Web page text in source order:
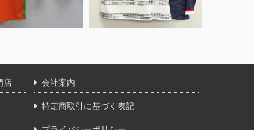
店 会社案内
特定商取引に基づく表記